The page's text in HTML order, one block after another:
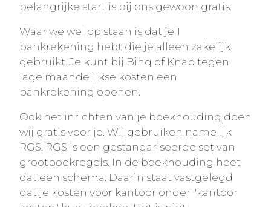
belangrijke start is bij ons gewoon gratis.
Waar we wel op staan is dat je 1
bankrekening hebt die je alleen zakelijk
gebruikt. Je kunt bij Binq of Knab tegen
lage maandelijkse kosten een
bankrekening openen.
Ook het inrichten van je boekhouding doen
wij gratis voor je. Wij gebruiken namelijk
RGS. RGS is een gestandariseerde set van
grootboekregels. In de boekhouding heet
dat een schema. Daarin staat vastgelegd
dat je kosten voor kantoor onder "kantoor